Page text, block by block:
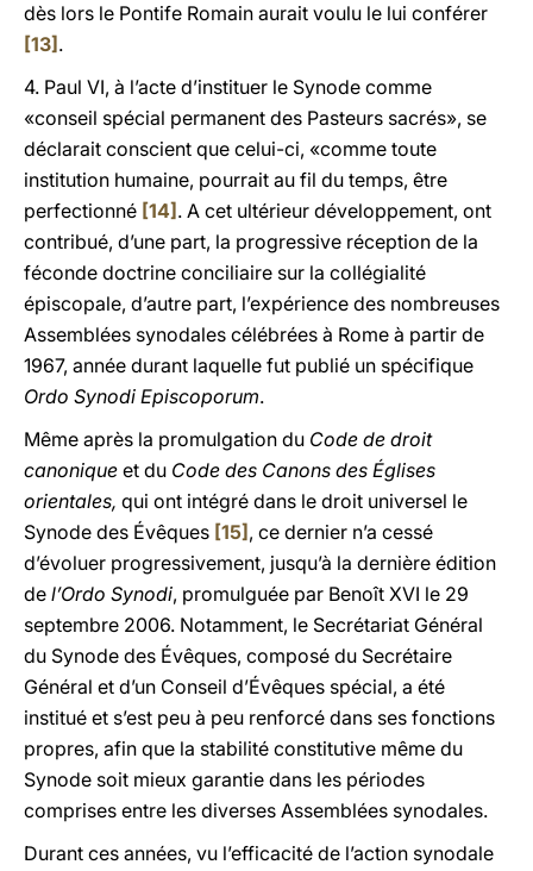
dès lors le Pontife Romain aurait voulu le lui conférer
[13] .
4. Paul VI, à l’acte d’instituer le Synode comme
«conseil spécial permanent des Pasteurs sacrés», se
déclarait conscient que celui-ci, «comme toute
institution humaine, pourrait au fil du temps, être
perfectionné [14] . A cet ultérieur développement, ont
contribué, d’une part, la progressive réception de la
féconde doctrine conciliaire sur la collégialité
épiscopale, d’autre part, l’expérience des nombreuses
Assemblées synodales célébrées à Rome à partir de
1967, année durant laquelle fut publié un spécifique
Ordo Synodi Episcoporum.
Même après la promulgation du Code de droit
canonique et du Code des Canons des Églises
orientales, qui ont intégré dans le droit universel le
Synode des Évêques [15] , ce dernier n’a cessé
d’évoluer progressivement, jusqu’à la dernière édition
de l’Ordo Synodi, promulguée par Benoît XVI le 29
septembre 2006. Notamment, le Secrétariat Général
du Synode des Évêques, composé du Secrétaire
Général et d’un Conseil d’Évêques spécial, a été
institué et s’est peu à peu renforcé dans ses fonctions
propres, afin que la stabilité constitutive même du
Synode soit mieux garantie dans les périodes
comprises entre les diverses Assemblées synodales.
Durant ces années, vu l’efficacité de l’action synodale